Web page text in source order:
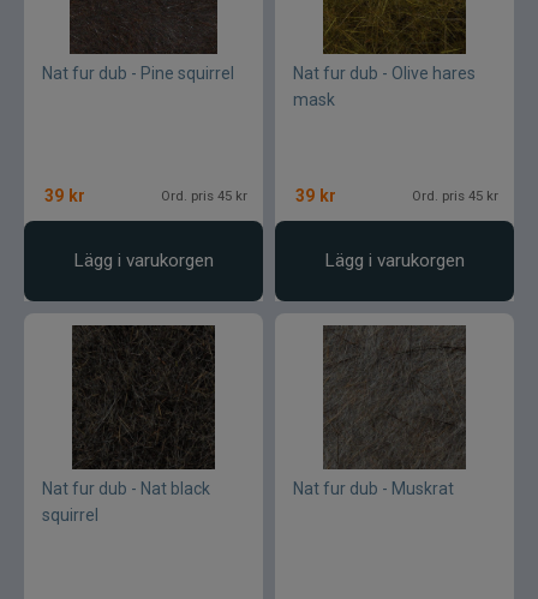
Nat fur dub - Pine squirrel
39 kr Ord. pris 45 kr
Lägg i varukorgen
Nat fur dub - Olive hares
mask
39 kr Ord. pris 45 kr
Lägg i varukorgen
Nat fur dub - Nat black
squirrel
Nat fur dub - Muskrat